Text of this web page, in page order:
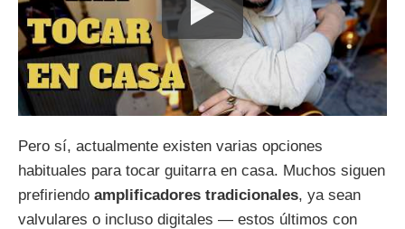
Pero sí, actualmente existen varias opciones
habituales para tocar guitarra en casa. Muchos siguen
prefiriendo amplificadores tradicionales, ya sean
valvulares o incluso digitales — estos últimos con